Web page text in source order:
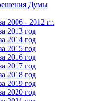
Думы
2006 - 2012 гг.
2013 год
2014 год
2015 год
2016 год
2017 год
2018 год
2019 год
2020 год